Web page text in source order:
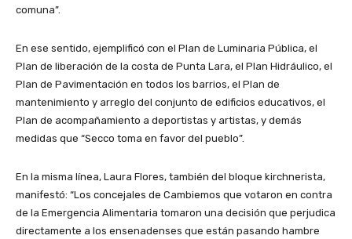
comuna”.
En ese sentido, ejemplificó con el Plan de Luminaria Pública, el
Plan de liberación de la costa de Punta Lara, el Plan Hidráulico, el
Plan de Pavimentación en todos los barrios, el Plan de
mantenimiento y arreglo del conjunto de edificios educativos, el
Plan de acompañamiento a deportistas y artistas, y demás
medidas que “Secco toma en favor del pueblo”.
En la misma línea, Laura Flores, también del bloque kirchnerista,
manifestó: “Los concejales de Cambiemos que votaron en contra
de la Emergencia Alimentaria tomaron una decisión que perjudica
directamente a los ensenadenses que están pasando hambre